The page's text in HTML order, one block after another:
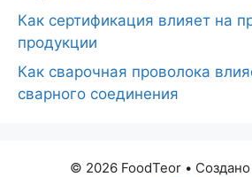
Как сертификация влияет на
продукции
Как сварочная проволока
сварного соединения
© 2026 FoodTeor•